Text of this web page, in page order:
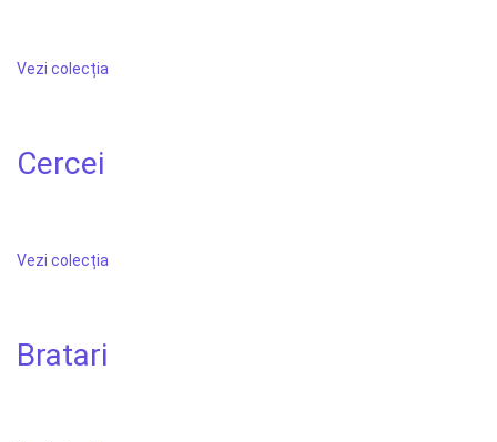
Vezi colecția
Cercei
Vezi colecția
Bratari